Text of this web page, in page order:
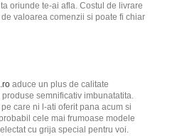
oriunde te-ai afla. Costul de livrare
valoarea comenzii si poate fi chiar
aduce un plus de calitate
semnificativ imbunatatita.
care ni l-ati oferit pana acum si
cele mai frumoase modele
cu grija special pentru voi.